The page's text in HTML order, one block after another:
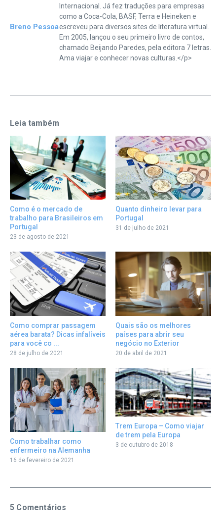
Breno Pessoa
Internacional. Já fez traduções para empresas
como a Coca-Cola, BASF, Terra e Heineken e
escreveu para diversos sites de literatura virtual.
Em 2005, lançou o seu primeiro livro de contos,
chamado Beijando Paredes, pela editora 7 letras.
Ama viajar e conhecer novas culturas.</p>
Leia também
Como é o mercado de
trabalho para Brasileiros em
Portugal
23 de agosto de 2021
Quanto dinheiro levar para
Portugal
31 de julho de 2021
Como comprar passagem
aérea barata? Dicas infalíveis
para você co ...
28 de julho de 2021
Quais são os melhores
países para abrir seu
negócio no Exterior
20 de abril de 2021
Como trabalhar como
enfermeiro na Alemanha
16 de fevereiro de 2021
Trem Europa – Como viajar
de trem pela Europa
3 de outubro de 2018
5 Comentários